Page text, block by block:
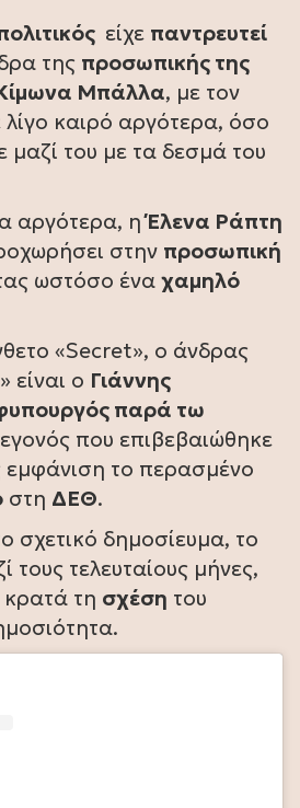
είχε παντρευτεί
της προσωπικής της
Μπάλλα, με τον
λίγο καιρό αργότερα, όσο
του με τα δεσμά του
αργότερα, ηΈλενα Ράπτη
στην προσωπική
ωστόσο ένα χαμηλό
«Secret», ο άνδρας
είναι ο Γιάννης
παρά τω
που επιβεβαιώθηκε
εμφάνιση το περασμένο
στη ΔΕΘ.
σχετικό δημοσίευμα, το
τους τελευταίους μήνες,
τη σχέση του